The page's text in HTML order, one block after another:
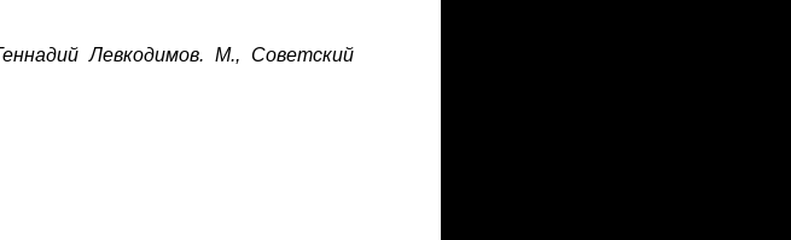
Левкодимов. М., Советский